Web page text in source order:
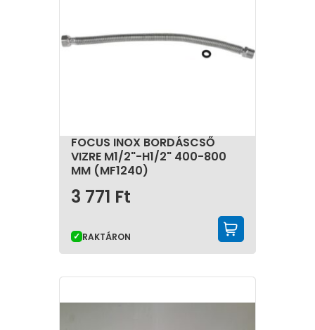
FOCUS INOX BORDÁSCSŐ
VIZRE M1/2"-H1/2" 400-800
MM (MF1240)
3 771 Ft
RAKTÁRON